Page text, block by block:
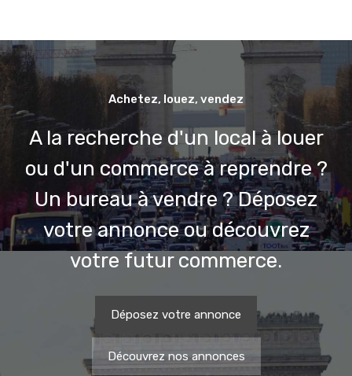
Achetez, louez, vendez
A la recherche d'un local à louer
ou d'un commerce à reprendre ?
Un bureau à vendre ? Déposez
votre annonce ou découvrez
votre futur commerce.
Déposez votre annonce
Découvrez nos annonces